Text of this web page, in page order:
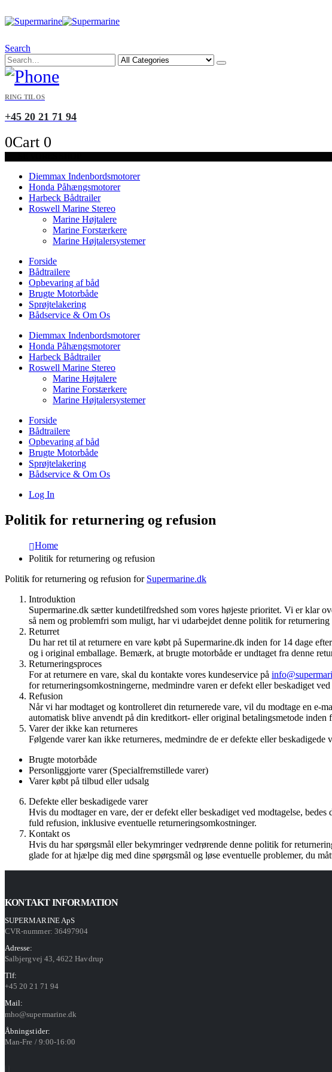
Search
RING TIL OS
+45 20 21 71 94
0Cart 0
Diemmax Indenbordsmotorer
Honda Påhængsmotorer
Harbeck Bådtrailer
Roswell Marine Stereo
Marine Højtalere
Marine Forstærkere
Marine Højtalersystemer
Forside
Bådtrailere
Opbevaring af båd
Brugte Motorbåde
Sprøjtelakering
Bådservice & Om Os
Diemmax Indenbordsmotorer
Honda Påhængsmotorer
Harbeck Bådtrailer
Roswell Marine Stereo
Marine Højtalere
Marine Forstærkere
Marine Højtalersystemer
Forside
Bådtrailere
Opbevaring af båd
Brugte Motorbåde
Sprøjtelakering
Bådservice & Om Os
Log In
Politik for returnering og refusion
Home
Politik for returnering og refusion
Politik for returnering og refusion for Supermarine.dk
Introduktion
Supermarine.dk sætter kundetilfredshed som vores højeste prioritet. Vi er klar
så nem og problemfri som muligt, har vi udarbejdet denne politik for returnering
Returret
Du har ret til at returnere en vare købt på Supermarine.dk inden for 14 dage
og i original emballage. Bemærk, at brugte motorbåde er undtaget fra denne
Returneringsproces
For at returnere en vare, skal du kontakte vores kundeservice på
for returneringsomkostningerne, medmindre varen er defekt eller beskadiget ved
Refusion
Når vi har modtaget og kontrolleret din returnerede vare, vil du modtage en
automatisk blive anvendt på din kreditkort- eller original betalingsmetode inden
Varer der ikke kan returneres
Følgende varer kan ikke returneres, medmindre de er defekte eller beskadigede
Brugte motorbåde
Personliggjorte varer (Specialfremstillede varer)
Varer købt på tilbud eller udsalg
Defekte eller beskadigede varer
Hvis du modtager en vare, der er defekt eller beskadiget ved modtagelse,
fuld refusion, inklusive eventuelle returneringsomkostninger.
Kontakt os
Hvis du har spørgsmål eller bekymringer vedrørende denne politik for
glade for at hjælpe dig med dine spørgsmål og løse eventuelle problemer, du
KONTAKT INFORMATION
SUPERMARINE ApS
CVR-nummer: 36497904
Adresse:
Salbjergvej 43, 4622 Havdrup
Tlf:
+45 20 21 71 94
Mail:
mho@supermarine.dk
Åbningstider:
Man-Fre / 9:00-16:00